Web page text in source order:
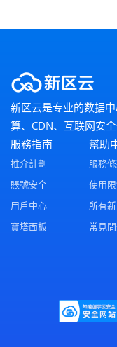
新区云是专业的数据
算、CDN、互联网安全
服務指南
推介計劃
賬號安全
用戶中心
寶塔面板
幫助
服務
使用
所有
常見